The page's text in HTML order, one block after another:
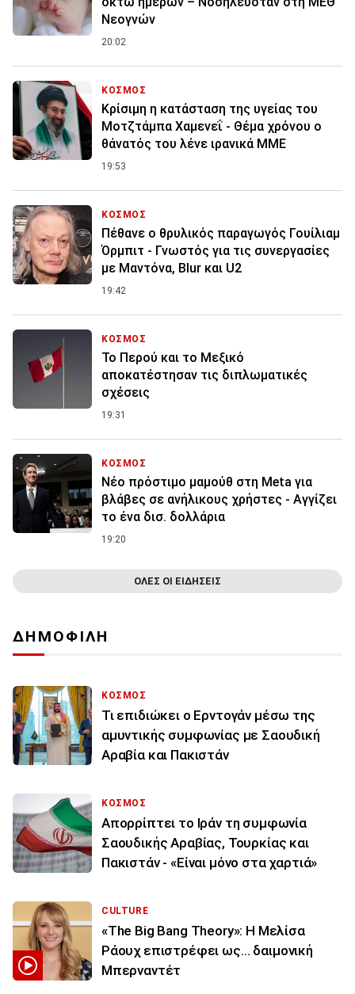
Νεογνών
20:02
ΚΟΣΜΟΣ
Κρίσιμη η κατάσταση της υγείας του
Μοτζτάμπα Χαμενεΐ - Θέμα χρόνου ο
θάνατός του λένε ιρανικά ΜΜΕ
19:53
ΚΟΣΜΟΣ
Πέθανε ο θρυλικός παραγωγός Γουίλιαμ
Όρμπιτ - Γνωστός για τις συνεργασίες
με Μαντόνα, Blur και U2
19:42
ΚΟΣΜΟΣ
Το Περού και το Μεξικό
αποκατέστησαν τις διπλωματικές
σχέσεις
19:31
ΚΟΣΜΟΣ
Nέο πρόστιμο μαμούθ στη Meta για
βλάβες σε ανήλικους χρήστες - Αγγίζει
το ένα δισ. δολλάρια
19:20
ΟΛΕΣ ΟΙ ΕΙΔΗΣΕΙΣ
ΔΗΜΟΦΙΛΗ
ΚΟΣΜΟΣ
Τι επιδιώκει ο Ερντογάν μέσω της
αμυντικής συμφωνίας με Σαουδική
Αραβία και Πακιστάν
ΚΟΣΜΟΣ
Απορρίπτει το Ιράν τη συμφωνία
Σαουδικής Αραβίας, Τουρκίας και
Πακιστάν - «Είναι μόνο στα χαρτιά»
CULTURE
«The Big Bang Theory»: Η Μελίσα
Ράουχ επιστρέφει ως… δαιμονική
Μπερναντέτ